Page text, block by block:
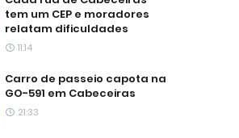
tem um CEP e moradores
relatam dificuldades
11:14
Carro de passeio capota na
GO-591 em Cabeceiras
21:33